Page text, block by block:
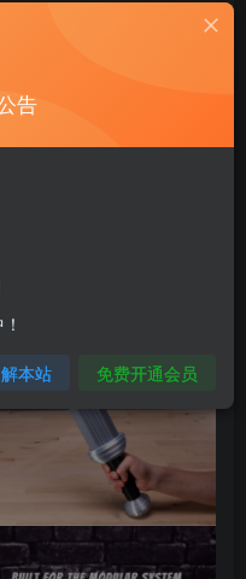
告
本站 免费开通会员